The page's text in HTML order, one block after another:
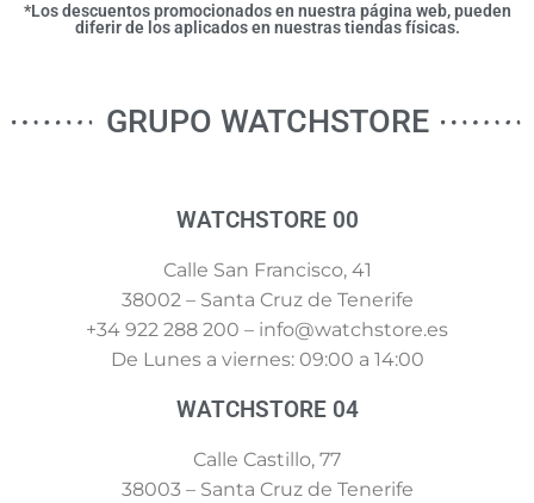
*Los descuentos promocionados en nuestra página web, pueden
diferir de los aplicados en nuestras tiendas físicas.
GRUPO WATCHSTORE
WATCHSTORE 00
Calle San Francisco, 41
38002 – Santa Cruz de Tenerife
+34 922 288 200 – info@watchstore.es
De Lunes a viernes: 09:00 a 14:00
WATCHSTORE 04
Calle Castillo, 77
38003 – Santa Cruz de Tenerife